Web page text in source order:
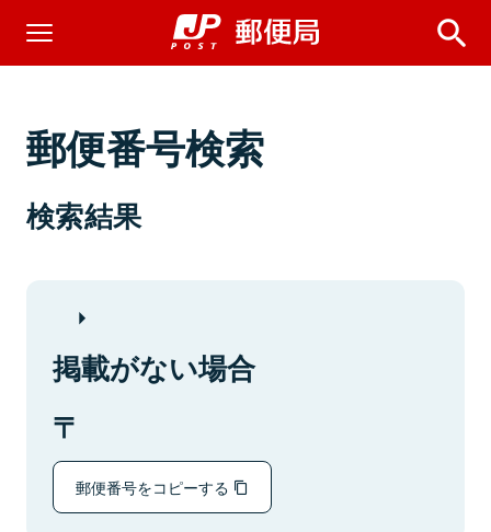
郵便番号検索
検索結果
掲載がない場合
郵便番号をコピーする